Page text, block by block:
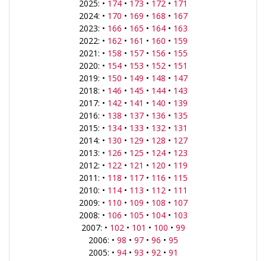
2025: • 174• 173 • 172• 171
2024: • 170 • 169 • 168 • 167
2023: • 166 • 165 • 164• 163
2022: • 162• 161 • 160 • 159
2021: • 158 • 157• 156 • 155
2020: • 154• 153 • 152• 151
2019: • 150 • 149 • 148 • 147
2018: • 146 • 145 • 144• 143
2017: • 142• 141 • 140 • 139
2016: • 138 • 137• 136 • 135
2015: • 134• 133 • 132• 131
2014: • 130 • 129 • 128 • 127
2013: • 126 • 125 • 124• 123
2012: • 122• 121 • 120 • 119
2011: • 118 • 117• 116 • 115
2010: • 114• 113 • 112• 111
2009: • 110 • 109 • 108 • 107
2008: • 106 • 105 • 104• 103
2007: • 102• 101 • 100 • 99
2006: • 98 • 97• 96 • 95
2005: • 94• 93 • 92• 91